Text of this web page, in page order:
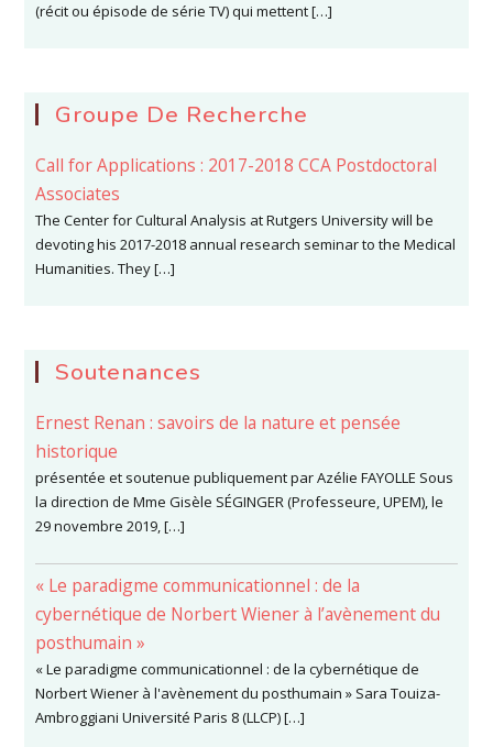
(récit ou épisode de série TV) qui mettent […]
Groupe De Recherche
Call for Applications : 2017-2018 CCA Postdoctoral
Associates
The Center for Cultural Analysis at Rutgers University will be
devoting his 2017-2018 annual research seminar to the Medical
Humanities. They […]
Soutenances
Ernest Renan : savoirs de la nature et pensée
historique
présentée et soutenue publiquement par Azélie FAYOLLE Sous
la direction de Mme Gisèle SÉGINGER (Professeure, UPEM), le
29 novembre 2019, […]
« Le paradigme communicationnel : de la
cybernétique de Norbert Wiener à l’avènement du
posthumain »
« Le paradigme communicationnel : de la cybernétique de
Norbert Wiener à l'avènement du posthumain » Sara Touiza-
Ambroggiani Université Paris 8 (LLCP) […]